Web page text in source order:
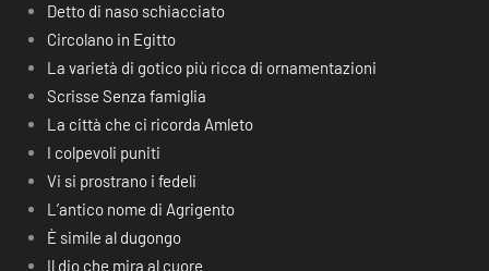
Detto di naso schiacciato
Circolano in Egitto
La varietà di gotico più ricca di ornamentazioni
Scrisse Senza famiglia
La città che ci ricorda Amleto
I colpevoli puniti
Vi si prostrano i fedeli
L’antico nome di Agrigento
È simile al dugongo
Il dio che mira al cuore